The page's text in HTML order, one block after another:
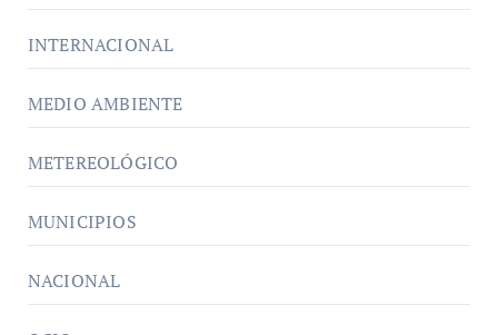
INTERNACIONAL
MEDIO AMBIENTE
METEREOLÓGICO
MUNICIPIOS
NACIONAL